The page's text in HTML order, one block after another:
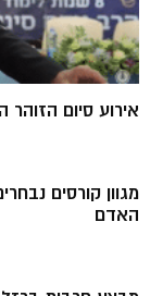
אירוע סיום
מגוון קורסים
האדם